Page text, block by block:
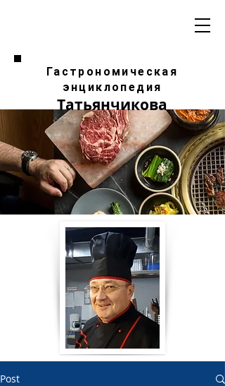
Гастрономическая
энциклопедия
Татьянчикова
Post